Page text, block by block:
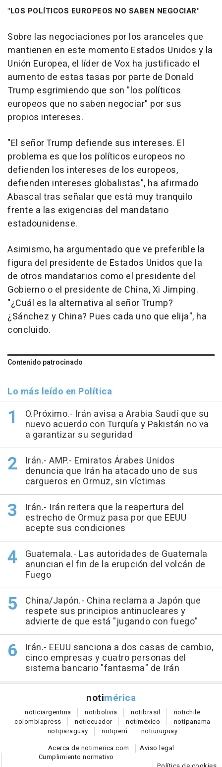
"LOS POLÍTICOS EUROPEOS NO SABEN NEGOCIAR"
Sobre las negociaciones por los aranceles que
mantienen en este momento Estados Unidos y la
Unión Europea, el líder de Vox ha justificado el
aumento de estas tasas por parte de Donald
Trump esgrimiendo que son "los políticos
europeos que no saben negociar" por sus
propios intereses.
"El señor Trump defiende sus intereses. El
problema es que los políticos europeos no
defienden los intereses de los europeos,
defienden intereses globalistas", ha afirmado
Abascal tras señalar que está muy tranquilo
frente a las exigencias del mandatario
estadounidense.
Asimismo, ha argumentado que ve preferible la
figura del presidente de Estados Unidos que la
de otros mandatarios como el presidente del
Gobierno o el presidente de China, Xi Jimping.
"¿Cuál es la alternativa al señor Trump?
¿Sánchez y China? Pues cada uno que elija", ha
concluido.
Contenido patrocinado
Lo más leído en Política
O.Próximo.- Irán avisa a Arabia Saudí que su
nuevo acuerdo con Turquía y Pakistán no va
a garantizar su seguridad
Irán.- AMP.- Emiratos Árabes Unidos
denuncia que Irán ha atacado uno de sus
cargueros en Ormuz, sin víctimas
Irán.- Irán reitera que la reapertura del
estrecho de Ormuz pasa por que EEUU
acepte sus condiciones
Guatemala.- Las autoridades de Guatemala
anuncian el fin de la erupción del volcán de
Fuego
China/Japón.- China reclama a Japón que
respete sus principios antinucleares y
advierte de que está "jugando con fuego"
Irán.- EEUU sanciona a dos casas de cambio,
cinco empresas y cuatro personas del
sistema bancario "fantasma" de Irán
notimérica
noticiargentina notibolivia notibrasil notichile
colombiapress notiecuador notiméxico notipanama
notiparaguay notiperú notiuruguay
Acerca de notimerica.com
Aviso legal
Cumplimiento normativo